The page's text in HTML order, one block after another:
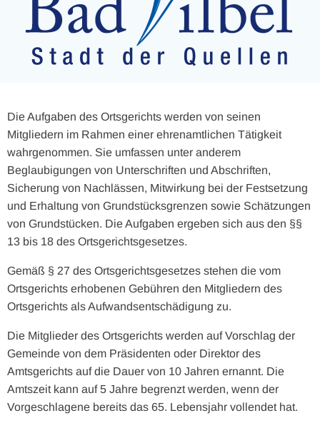
Die Aufgaben des Ortsgerichts werden von seinen
Mitgliedern im Rahmen einer ehrenamtlichen Tätigkeit
wahrgenommen. Sie umfassen unter anderem
Beglaubigungen von Unterschriften und Abschriften,
Sicherung von Nachlässen, Mitwirkung bei der Festsetzung
und Erhaltung von Grundstücksgrenzen sowie Schätzungen
von Grundstücken. Die Aufgaben ergeben sich aus den §§
13 bis 18 des Ortsgerichtsgesetzes.
Gemäß § 27 des Ortsgerichtsgesetzes stehen die vom
Ortsgerichts erhobenen Gebühren den Mitgliedern des
Ortsgerichts als Aufwandsentschädigung zu.
Die Mitglieder des Ortsgerichts werden auf Vorschlag der
Gemeinde von dem Präsidenten oder Direktor des
Amtsgerichts auf die Dauer von 10 Jahren ernannt. Die
Amtszeit kann auf 5 Jahre begrenzt werden, wenn der
Vorgeschlagene bereits das 65. Lebensjahr vollendet hat.